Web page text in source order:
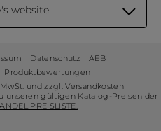
website
Datenschutz
AEB
Produktbewertungen
und zzgl. Versandkosten
unseren gültigen Katalog-Preisen der
PREISLISTE.